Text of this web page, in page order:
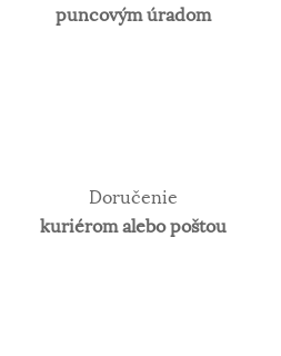
puncovým úradom
Doručenie
kuriérom alebo poštou